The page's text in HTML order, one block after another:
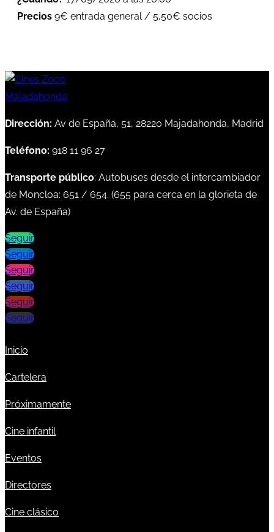
Precios 9€ entrada general / 5,50€ socios
Dirección: Av de España, 51, 28220 Majadahonda, Madrid
Teléfono: 918 11 96 27
Transporte público: Autobuses desde el intercambiador
de Moncloa: 651 / 654. (655 para cerca en la glorieta de
Av. de España)
Seguir
Seguir
Seguir
Seguir
Seguir
Seguir
Inicio
Cartelera
Próximamente
Cine infantil
Eventos
Directores
Cine clásico